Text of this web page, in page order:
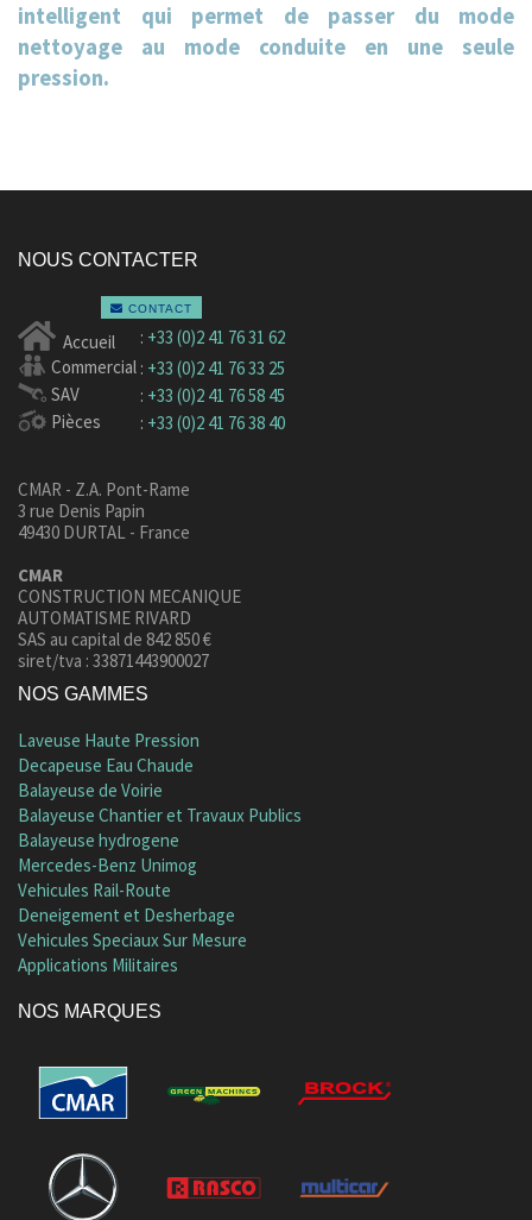
intelligent qui permet de passer du mode
nettoyage au mode conduite en une seule
pression.
NOUS CONTACTER
CONTACT
Accueil : +33 (0)2 41 76 31 62
Commercial : +33 (0)2 41 76 33 25
SAV
: +33 (0)2 41 76 58 45
Pièces
: +33 (0)2 41 76 38 40
CMAR - Z.A. Pont-Rame
3 rue Denis Papin
49430 DURTAL - France
CMAR
CONSTRUCTION MECANIQUE
AUTOMATISME RIVARD
SAS au capital de 842 850 €
siret/tva : 33871443900027
NOS GAMMES
Laveuse Haute Pression
Decapeuse Eau Chaude
Balayeuse de Voirie
Balayeuse Chantier et Travaux Publics
Balayeuse hydrogene
Mercedes-Benz Unimog
Vehicules Rail-Route
Deneigement et Desherbage
Vehicules Speciaux Sur Mesure
Applications Militaires
NOS MARQUES